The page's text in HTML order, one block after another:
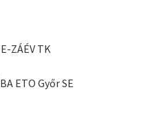
ZÁÉV TK
ETO Győr SE